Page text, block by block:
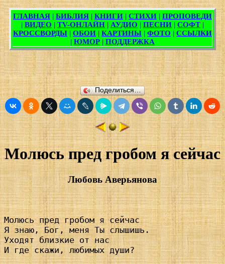
Поделиться…
Молюсь пред гробом я сейчас
Любовь Аверьянова
Молюсь пред гробом я сейчас
Я знаю, Бог, меня Ты слышишь.
Уходят близкие от нас
И где скажи, любимых души?